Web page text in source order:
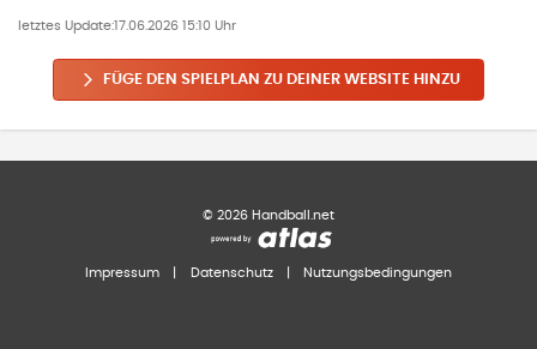
letztes Update:17.06.2026 15:10 Uhr
FÜGE DEN SPIELPLAN ZU DEINER WEBSITE HINZU
© 2026 Handball.net
Impressum Datenschutz Nutzungsbedingungen